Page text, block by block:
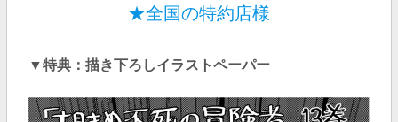
★全国の特約店様
▼特典：描き下ろしイラストペーパー